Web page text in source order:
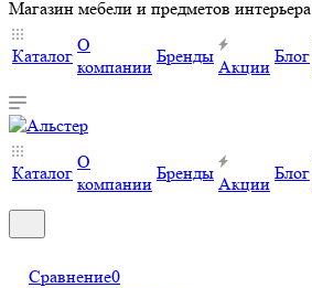
Магазин мебели и предметов интерьера
Каталог
О
компании
Бренды
Акции
Блог
Каталог
О
компании
Бренды
Акции
Блог
Сравнение0